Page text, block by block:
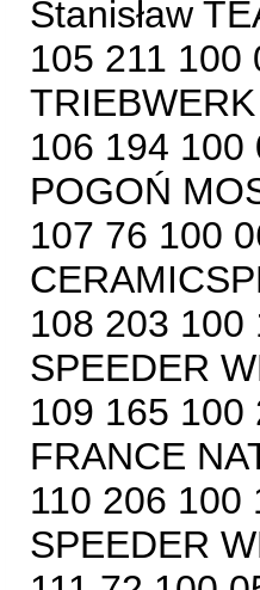
Stanisław
105 211 100
106 194 100
POGOŃ
107 76 100
108 203 100
SPEEDER
109 165 100
FRANCE
110 206 100
SPEEDER